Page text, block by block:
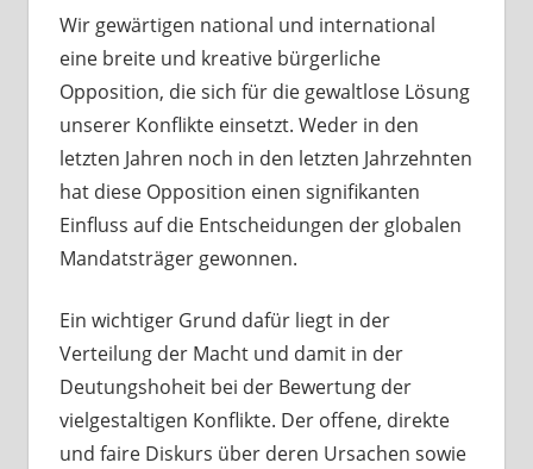
Wir gewärtigen national und international
eine breite und kreative bürgerliche
Opposition, die sich für die gewaltlose Lösung
unserer Konflikte einsetzt. Weder in den
letzten Jahren noch in den letzten Jahrzehnten
hat diese Opposition einen signifikanten
Einfluss auf die Entscheidungen der globalen
Mandatsträger gewonnen.
Ein wichtiger Grund dafür liegt in der
Verteilung der Macht und damit in der
Deutungshoheit bei der Bewertung der
vielgestaltigen Konflikte. Der offene, direkte
und faire Diskurs über deren Ursachen sowie